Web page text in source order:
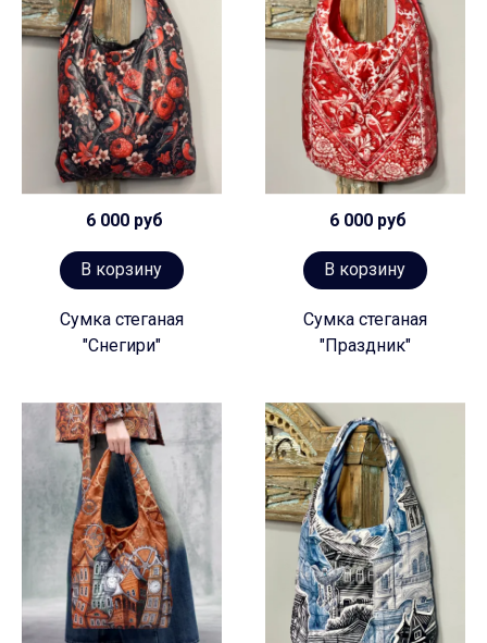
6 000 руб
В корзину
Сумка стеганая
"Снегири"
6 000 руб
В корзину
Сумка стеганая
"Праздник"